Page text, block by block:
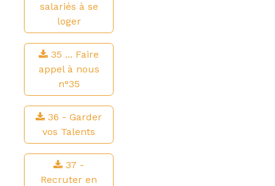
salariés à se
loger
35 ... Faire
appel à nous
n°35
36 - Garder
vos Talents
37 -
Recruter en